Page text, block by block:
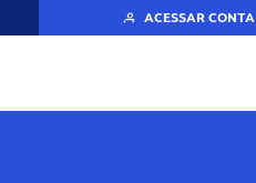
ACESSAR CONTA